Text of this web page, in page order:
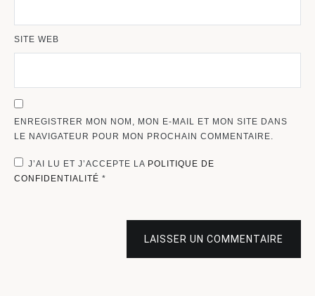
SITE WEB
ENREGISTRER MON NOM, MON E-MAIL ET MON SITE DANS
LE NAVIGATEUR POUR MON PROCHAIN COMMENTAIRE.
J’AI LU ET J’ACCEPTE LA POLITIQUE DE
CONFIDENTIALITÉ *
LAISSER UN COMMENTAIRE